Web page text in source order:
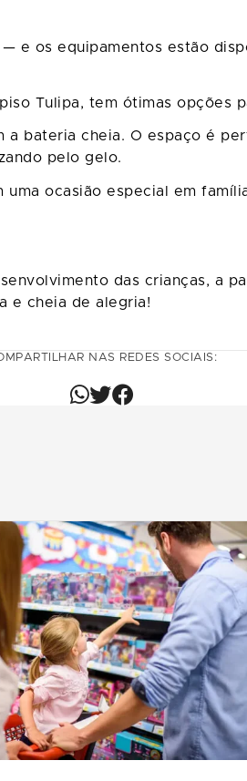
os equipamentos estão
Tulipa, tem ótimas opções
bateria cheia. O espaço é
pelo gelo.
ocasião especial em
das crianças, a
e cheia de alegria!
NAS REDES SOCIAIS: